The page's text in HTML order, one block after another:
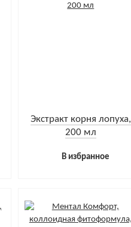
Экстракт корня лопуха,
200 мл
В избранное